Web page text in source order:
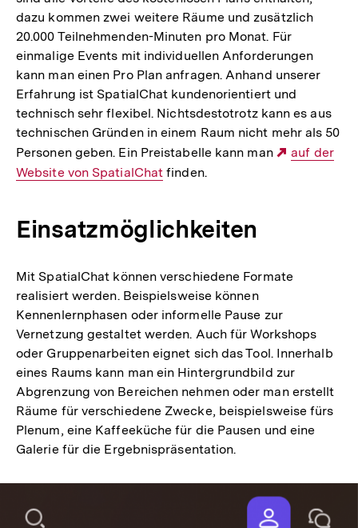
dazu kommen zwei weitere Räume und zusätzlich
20.000 Teilnehmenden-Minuten pro Monat. Für
einmalige Events mit individuellen Anforderungen
kann man einen Pro Plan anfragen. Anhand unserer
Erfahrung ist SpatialChat kundenorientiert und
technisch sehr flexibel. Nichtsdestotrotz kann es aus
technischen Gründen in einem Raum nicht mehr als 50
Personen geben. Ein Preistabelle kann man
Externer
auf der
Website von SpatialChat finden.
Einsatzmöglichkeiten
Mit SpatialChat können verschiedene Formate
realisiert werden. Beispielsweise können
Kennenlernphasen oder informelle Pause zur
Vernetzung gestaltet werden. Auch für Workshops
oder Gruppenarbeiten eignet sich das Tool. Innerhalb
eines Raums kann man ein Hintergrundbild zur
Abgrenzung von Bereichen nehmen oder man erstellt
Räume für verschiedene Zwecke, beispielsweise fürs
Plenum, eine Kaffeeküche für die Pausen und eine
Galerie für die Ergebnispräsentation.